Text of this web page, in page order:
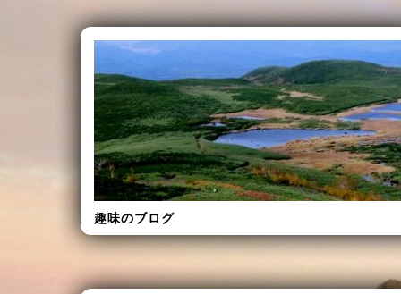
趣味のブログ